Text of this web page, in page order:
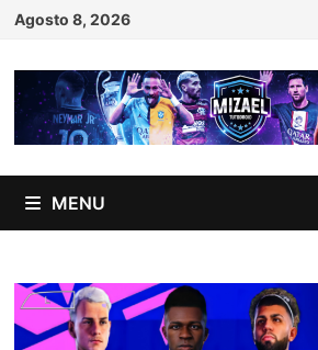
Skip
content
Agosto 8, 2026
MENU